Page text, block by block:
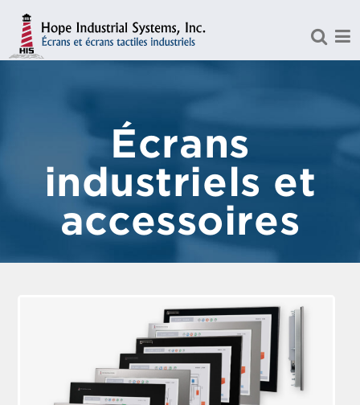
Écrans
industriels et
accessoires